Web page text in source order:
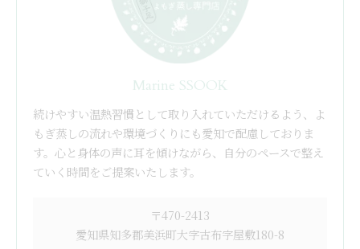
Marine SSOOK
続けやすい温熱習慣として取り入れていただけるよう、よ
もぎ蒸しの流れや環境づくりにも愛知で配慮しておりま
す。心と身体の声に耳を傾けながら、自分のペースで整え
ていく時間をご提案いたします。
〒470-2413
愛知県知多郡美浜町大字古布字屋敷180-8